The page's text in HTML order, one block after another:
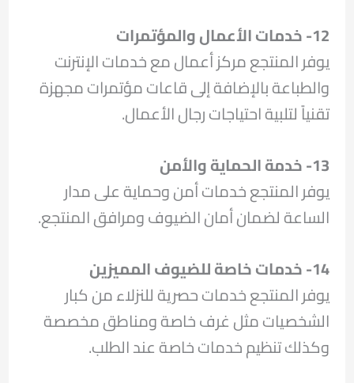
12- خدمات الأعمال والمؤتمرات
يوفر المنتجع مركز أعمال مع خدمات الإنترنت
والطباعة بالإضافة إلى قاعات مؤتمرات مجهزة
تقنياً لتلبية احتياجات رجال الأعمال.
13- خدمة الحماية والأمن
يوفر المنتجع خدمات أمن وحماية على مدار
الساعة لضمان أمان الضيوف ومرافق المنتجع.
14- خدمات خاصة للضيوف المميزين
يوفر المنتجع خدمات حصرية للنزلاء من كبار
الشخصيات مثل غرف خاصة ومناطق مخصصة
وكذلك تنظيم خدمات خاصة عند الطلب.